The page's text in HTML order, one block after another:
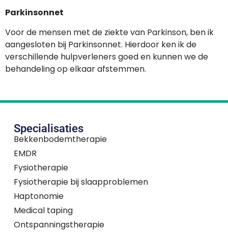
Parkinsonnet
Voor de mensen met de ziekte van Parkinson, ben ik
aangesloten bij Parkinsonnet. Hierdoor ken ik de
verschillende hulpverleners goed en kunnen we de
behandeling op elkaar afstemmen.
Specialisaties
Bekkenbodemtherapie
EMDR
Fysiotherapie
Fysiotherapie bij slaapproblemen
Haptonomie
Medical taping
Ontspanningstherapie